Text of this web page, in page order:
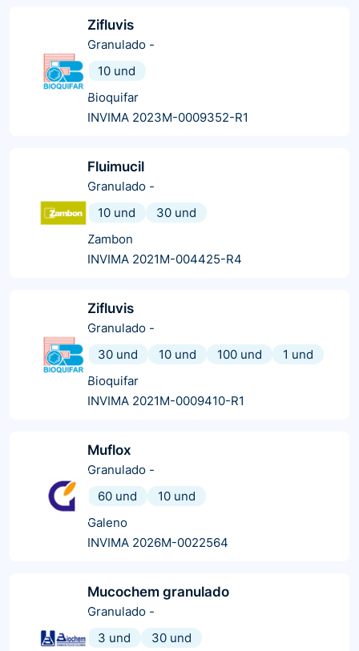
Zifluvis
Granulado -
10 und
Bioquifar
INVIMA 2023M-0009352-R1
Fluimucil
Granulado -
10 und
30 und
Zambon
INVIMA 2021M-004425-R4
Zifluvis
Granulado -
30 und
10 und 100 und
1 und
Bioquifar
INVIMA 2021M-0009410-R1
Muflox
Granulado -
60 und
10 und
Galeno
INVIMA 2026M-0022564
Mucochem granulado
Granulado -
3 und
30 und